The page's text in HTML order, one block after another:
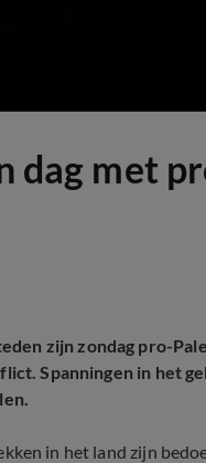
dag met
zijn zondag pro-
Spanningen in het
in het land zijn